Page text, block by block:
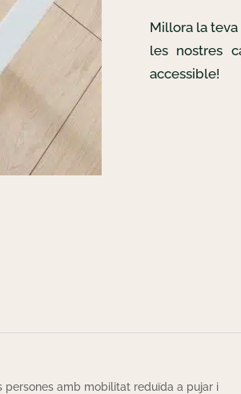
Millora la teva
les nostres
accessible!
persones amb mobilitat reduïda a pujar i